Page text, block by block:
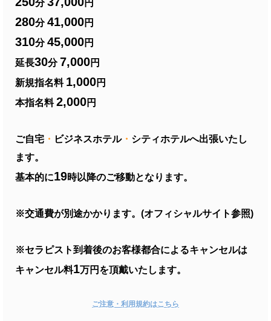
分 円
280分41,000円
310分45,000円
延長30分7,000円
新規指名料 1,000円
本指名料2,000円
ご自宅 ・ ビジネスホテル・ シティホテルへ出張いたし
ます。
基本的に19時以降のご移動となります。
※交通費が別途かかります。(オフィシャルサイト参照)
※セラピスト到着後のお客様都合によるキャンセルは
キャンセル料1万円を頂戴いたします。
ご注意・利用規約はこちら